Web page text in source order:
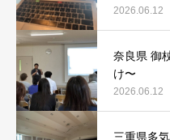
2026.06.12
奈良県 御
け〜
2026.06.12
三重県多